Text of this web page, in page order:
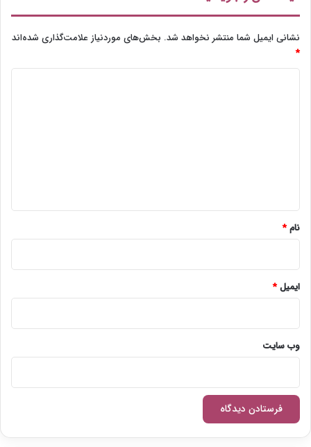
نشانی ایمیل شما منتشر نخواهد شد. بخش‌های موردنیاز علامت‌گذاری شده‌اند
*
نام*
ایمیل*
وب‌ سایت